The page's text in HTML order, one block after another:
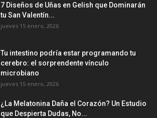
7 Diseños de Uñas en Gelish que Dominarán
tu San Valentín...
jueves 15 enero, 2026
Tu intestino podría estar programando tu
cerebro: el sorprendente vínculo
microbiano
jueves 15 enero, 2026
¿La Melatonina Daña el Corazón? Un Estudio
que Despierta Dudas, No...